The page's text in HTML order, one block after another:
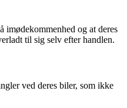
og at deres
til sig selv efter handlen.
ved deres biler, som ikke